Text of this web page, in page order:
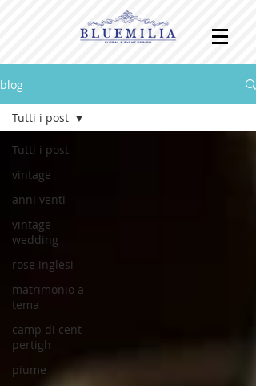
blog
Tutti i post
vintage
anni venti
vintage
wedding
rose inglesi
matrimonio a
tema
camp di cent
pertigh
piume
Tutti i post